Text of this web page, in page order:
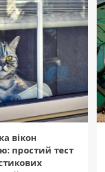
вікон
простий тест